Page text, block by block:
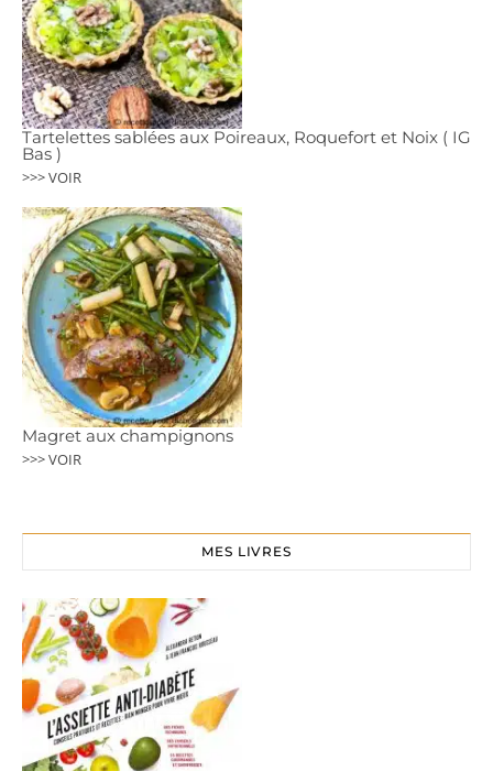
Tartelettes sablées aux Poireaux, Roquefort et Noix ( IG
Bas )
>>> VOIR
Magret aux champignons
>>> VOIR
MES LIVRES